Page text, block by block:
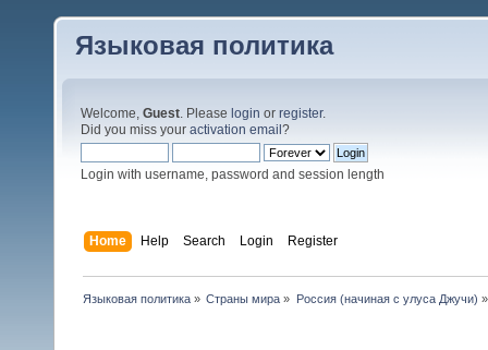
Языковая политика
Welcome, Guest. Please login or register.
Did you miss your activation email ?
Login with username, password and session length
Home Help Search Login Register
Языковая политика» Страны мира » Россия (начиная с улуса Джучи) »